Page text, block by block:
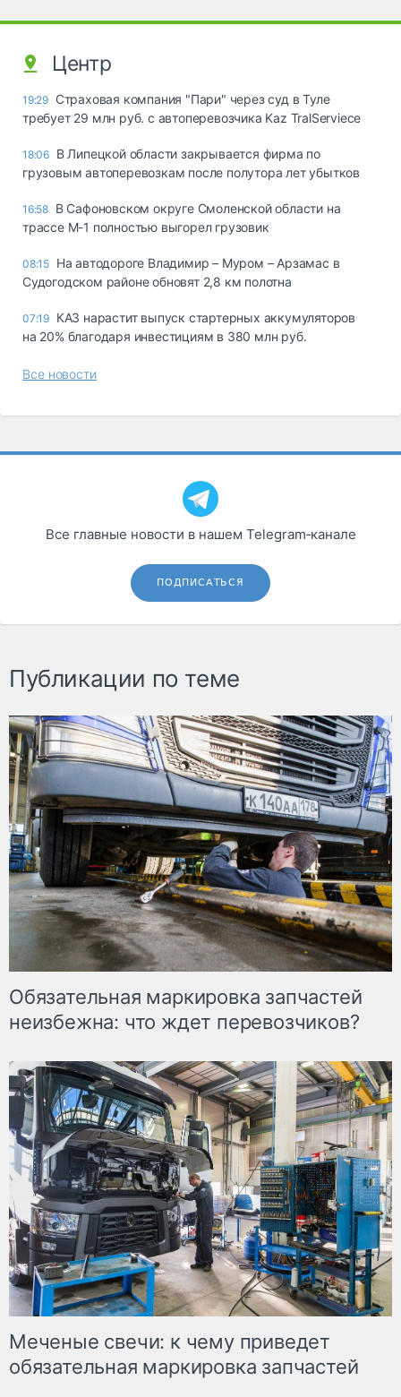
Центр
19:29 Страховая компания "Пари" через суд в Туле
требует 29 млн руб. с автоперевозчика Kaz TralServiece
18:06 В Липецкой области закрывается фирма по
грузовым автоперевозкам после полутора лет убытков
16:58 В Сафоновском округе Смоленской области на
трассе М-1 полностью выгорел грузовик
08:15 На автодороге Владимир – Муром – Арзамас в
Судогодском районе обновят 2,8 км полотна
07:19 КАЗ нарастит выпуск стартерных аккумуляторов
на 20% благодаря инвестициям в 380 млн руб.
Все новости
Все главные новости в нашем Telegram‑канале
ПОДПИСАТЬСЯ
Публикации по теме
Обязательная маркировка запчастей
неизбежна: что ждет перевозчиков?
Меченые свечи: к чему приведет
обязательная маркировка запчастей